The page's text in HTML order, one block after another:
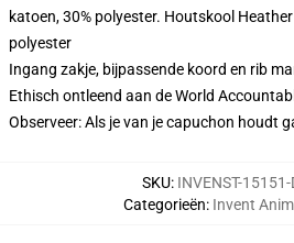
katoen, 30% polyester. Houtskool
polyester
Ingang zakje, bijpassende koord en rib
Ethisch ontleend aan de World
Observeer: Als je van je capuchon houdt
SKU: INVENST-15151-
Categorieën: Invent